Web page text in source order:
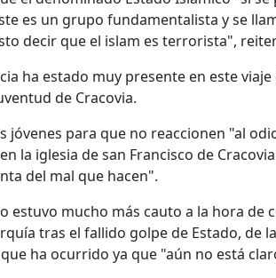
es un grupo fundamentalista y se
decir que el islam es terrorista",
ha estado muy presente en este
de Cracovia.
jóvenes para que no reaccionen "al
la iglesia de san Francisco de
del mal que hacen".
estuvo mucho más cauto a la hora
tras el fallido golpe de Estado, de
ha ocurrido ya que "aún no está